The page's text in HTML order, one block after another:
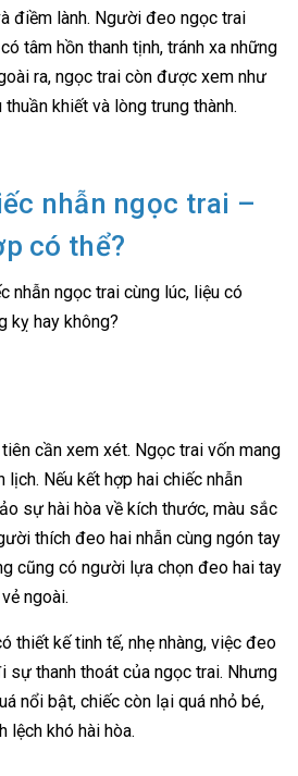
điềm lành. Người đeo ngọc trai
tâm hồn thanh tịnh, tránh xa những
ra, ngọc trai còn được xem như
khiết và lòng trung thành.
nhẫn ngọc trai –
có thể?
nhẫn ngọc trai cùng lúc, liệu có
kỵ hay không?
cần xem xét. Ngọc trai vốn mang
lịch. Nếu kết hợp hai chiếc nhẫn
sự hài hòa về kích thước, màu sắc
thích đeo hai nhẫn cùng ngón tay
cũng có người lựa chọn đeo hai tay
ngoài.
thiết kế tinh tế, nhẹ nhàng, việc đeo
sự thanh thoát của ngọc trai. Nhưng
nổi bật, chiếc còn lại quá nhỏ bé,
lệch khó hài hòa.